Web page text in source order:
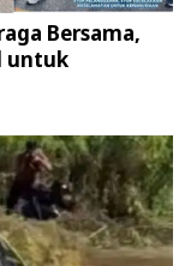
Bersama,
untuk